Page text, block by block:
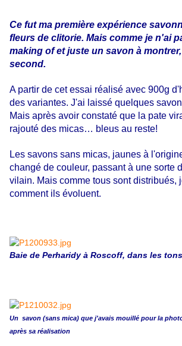
Ce fut ma première expérience
fleurs de clitorie. Mais comme je n'ai
making of et juste un savon à
second.
A partir de cet essai réalisé avec 900g
des variantes. J'ai laissé quelques
Mais après avoir constaté que la pate
rajouté des micas… bleus au reste!
Les savons sans micas, jaunes à
changé de couleur, passant à une sorte
vilain. Mais comme tous sont distribués,
comment ils évoluent.
Baie de Perharidy à Roscoff, dans les
Un savon (sans mica) que j'avais mouillé pour la
après sa réalisation